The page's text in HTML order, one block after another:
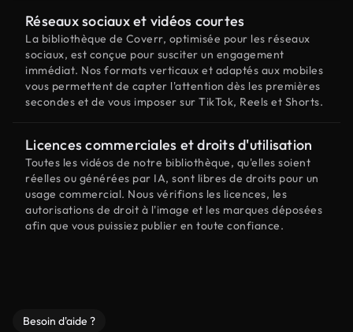
Réseaux sociaux et vidéos courtes
La bibliothèque de Coverr, optimisée pour les réseaux
sociaux, est conçue pour susciter un engagement
immédiat. Nos formats verticaux et adaptés aux mobiles
vous permettent de capter l'attention dès les premières
secondes et de vous imposer sur TikTok, Reels et Shorts.
Licences commerciales et droits d'utilisation
Toutes les vidéos de notre bibliothèque, qu'elles soient
réelles ou générées par IA, sont libres de droits pour un
usage commercial. Nous vérifions les licences, les
autorisations de droit à l'image et les marques déposées
afin que vous puissiez publier en toute confiance.
Besoin d'aide ?